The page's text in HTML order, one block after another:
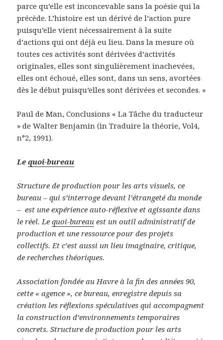
parce qu’elle est inconcevable sans la poésie qui la
précède. L’histoire est un dérivé de l’action pure
puisqu’elle vient nécessairement à la suite
d’actions qui ont déjà eu lieu. Dans la mesure où
toutes ces activités sont dérivées d’activités
originales, elles sont singulièrement inachevées,
elles ont échoué, elles sont, dans un sens, avortées
dès le début puisqu’elles sont dérivées et secondes. »
Paul de Man, Conclusions « La Tâche du traducteur
» de Walter Benjamin (in Traduire la théorie, Vol4,
n°2, 1991).
Lequoi-bureau
Structure de production pour les arts visuels, ce
bureau – qui s’interroge devant l’étrangeté du monde
– est une expérience auto-réflexive et agissante dans
le réel. Lequoi-bureau est un outil administratif de
production et une ressource pour des projets
collectifs. Et c’est aussi un lieu imaginaire, critique,
de recherches théoriques.
Association fondée au Havre à la fin des années 90,
cette « agence », ce bureau, enregistre depuis sa
création les réflexions spéculatives qui accompagnent
la construction d’environnements temporaires
concrets. Structure de production pour les arts